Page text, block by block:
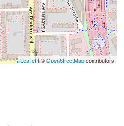
Leaflet| ©OpenStreetMapcontributors